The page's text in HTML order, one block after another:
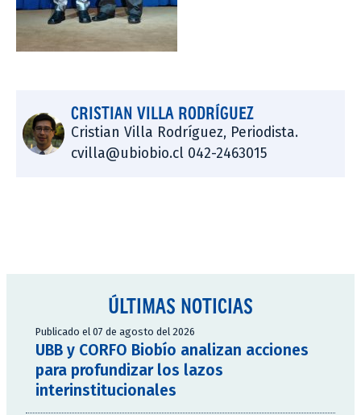
CRISTIAN VILLA RODRÍGUEZ
Cristian Villa Rodríguez, Periodista.
cvilla@ubiobio.cl 042-2463015
ÚLTIMAS NOTICIAS
Publicado el 07 de agosto del 2026
UBB y CORFO Biobío analizan acciones
para profundizar los lazos
interinstitucionales